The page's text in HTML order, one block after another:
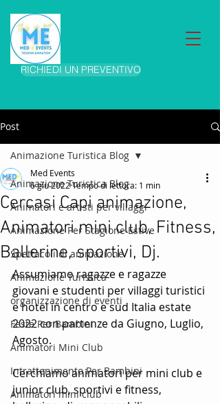
RICHIEDI UN PREVENTIVO
Post
Animazione Turistica Blog
Animatori e artisti per villaggi
Animazione Per Stagione Estive
Spettacoli di animazione
Animazione Turistica
organizzazione di eventi
Feste Per Bambini
Animatori Mini Club
Intrattenimento Per Bambini
Animatori mini club
Animazione Turistica Blog
Cercasi Capi animazione,
Animatori mini club, Fitness,
Ballerine, sportivi, Dj.
Med Events
6 giu 2022Tempo di lettura: 1 min
Assumiamo ragazze e ragazze
giovani e studenti per villaggi turistici
e hotel in centro e sud Italia estate
2022 con partenze da Giugno, Luglio,
Agosto.
Cerchiamo animatori per mini club e
junior club, sportivi e fitness,